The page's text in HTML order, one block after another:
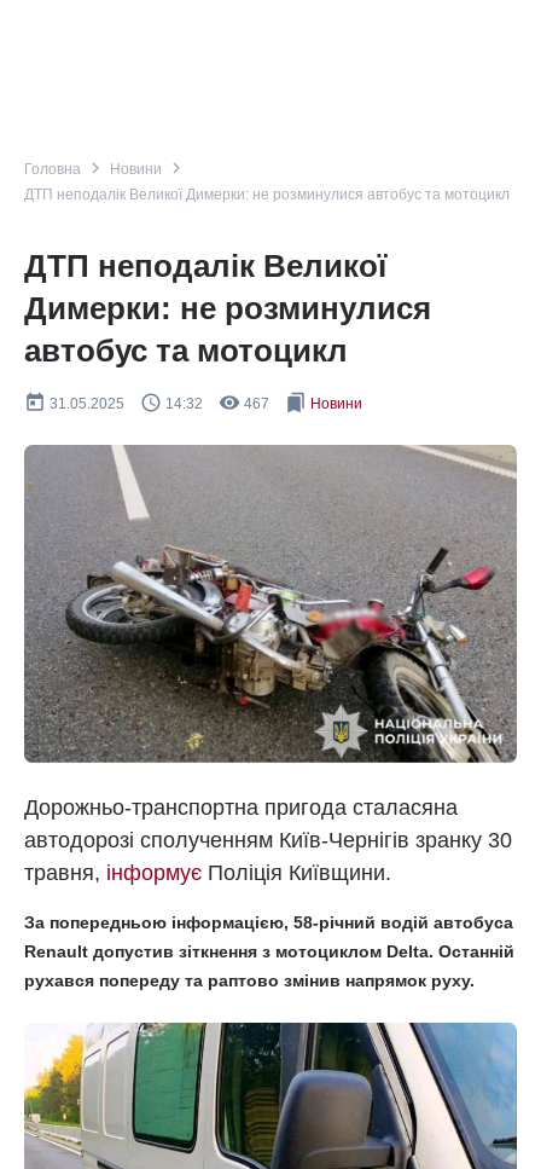
Головна navigate_next Новини navigate_next
ДТП неподалік Великої Димерки: не розминулися автобус та мотоцикл
ДТП неподалік Великої
Димерки: не розминулися
автобус та мотоцикл
today 31.05.2025 query_builder 14:32 remove_red_eye 467 bookmarks Новини
Дорожньо-транспортна пригода сталасяна
автодорозі сполученням Київ-Чернігів зранку 30
травня, інформує Поліція Київщини.
За попередньою інформацією, 58-річний водій автобуса
Renault допустив зіткнення з мотоциклом Delta. Останній
рухався попереду та раптово змінив напрямок руху.